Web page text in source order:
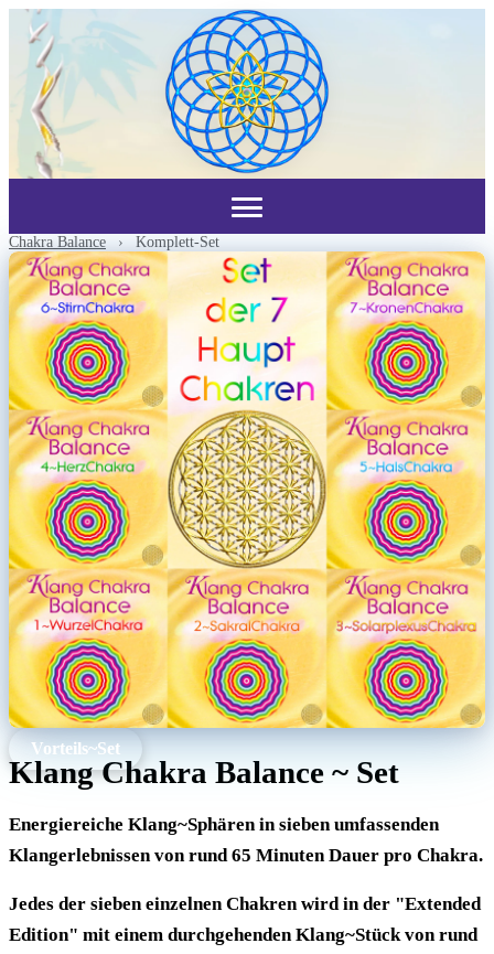
Chakra Balance › Komplett-Set
Vorteils~Set
Klang Chakra Balance ~ Set
Energiereiche Klang~Sphären in sieben umfassenden
Klangerlebnissen von rund 65 Minuten Dauer pro Chakra.
Jedes der sieben einzelnen Chakren wird in der "Extended
Edition" mit einem durchgehenden Klang~Stück von rund